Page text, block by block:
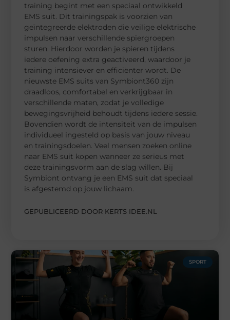
training begint met een speciaal ontwikkeld
EMS suit. Dit trainingspak is voorzien van
geïntegreerde elektroden die veilige elektrische
impulsen naar verschillende spiergroepen
sturen. Hierdoor worden je spieren tijdens
iedere oefening extra geactiveerd, waardoor je
training intensiever en efficiënter wordt. De
nieuwste EMS suits van Symbiont360 zijn
draadloos, comfortabel en verkrijgbaar in
verschillende maten, zodat je volledige
bewegingsvrijheid behoudt tijdens iedere sessie.
Bovendien wordt de intensiteit van de impulsen
individueel ingesteld op basis van jouw niveau
en trainingsdoelen. Veel mensen zoeken online
naar EMS suit kopen wanneer ze serieus met
deze trainingsvorm aan de slag willen. Bij
Symbiont ontvang je een EMS suit dat speciaal
is afgestemd op jouw lichaam.
GEPUBLICEERD DOOR KERTS IDEE.NL
SPORT